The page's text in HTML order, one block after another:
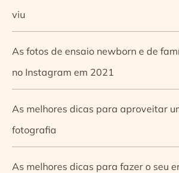
viu
As fotos de ensaio newborn e de
no Instagram em 2021
As melhores dicas para aproveitar
fotografia
As melhores dicas para fazer o seu